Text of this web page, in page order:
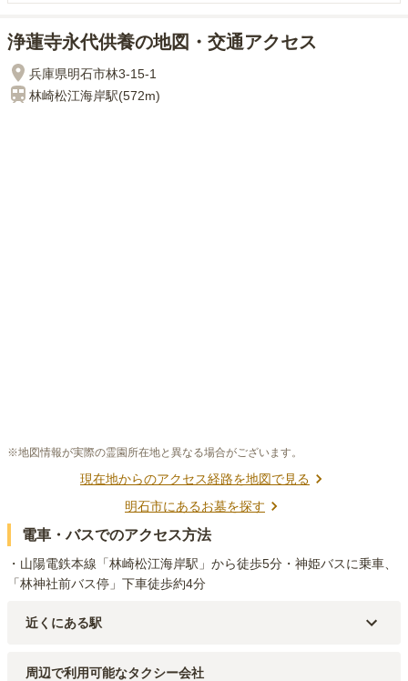
浄蓮寺永代供養の地図・交通アクセス
兵庫県明石市林3-15-1
林崎松江海岸駅(572m)
※地図情報が実際の霊園所在地と異なる場合がございます。
現在地からのアクセス経路を地図で見る
明石市にあるお墓を探す
電車・バスでのアクセス方法
・山陽電鉄本線「林崎松江海岸駅」から徒歩5分・神姫バスに乗車、
「林神社前バス停」下車徒歩約4分
近くにある駅
周辺で利用可能なタクシー会社